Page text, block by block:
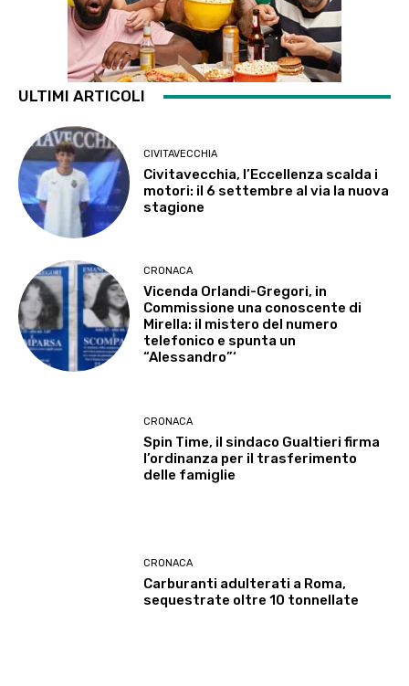
ULTIMI ARTICOLI
CIVITAVECCHIA
Civitavecchia, l’Eccellenza scalda i
motori: il 6 settembre al via la nuova
stagione
CRONACA
Vicenda Orlandi-Gregori, in
Commissione una conoscente di
Mirella: il mistero del numero
telefonico e spunta un
“Alessandro”‘
CRONACA
Spin Time, il sindaco Gualtieri firma
l’ordinanza per il trasferimento
delle famiglie
CRONACA
Carburanti adulterati a Roma,
sequestrate oltre 10 tonnellate